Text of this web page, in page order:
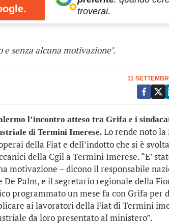
troverai.
senza alcuna motivazione".
11
l’incontro atteso tra Grifa e i
di Termini Imerese. Lo rende noto la
della Fiat e dell’indotto che si è
della Cgil a Termini Imerese. “E’
motivazione – dicono il responsabile
Palm, e il segretario regionale della
programmato un mese fa con Grifa per
ai lavoratori della Fiat di Termini
da loro presentato al ministero”.